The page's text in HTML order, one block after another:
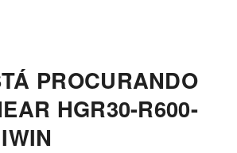
PROCURANDO
HGR30-R600-